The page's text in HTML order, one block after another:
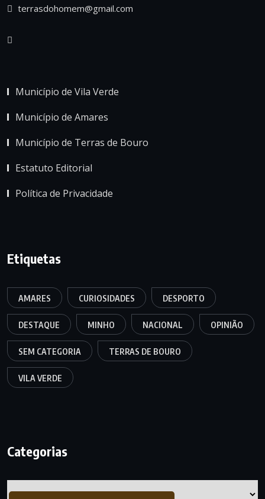
terrasdohomem@gmail.com
Município de Vila Verde
Município de Amares
Município de Terras de Bouro
Estatuto Editorial
Política de Privacidade
Etiquetas
AMARES CURIOSIDADES DESPORTO
DESTAQUE MINHO NACIONAL OPINIÃO
SEM CATEGORIA TERRAS DE BOURO
VILA VERDE
Categorias